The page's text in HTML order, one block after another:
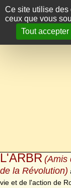
Panneau de gestion
Ce site utilise des
ceux que vous
Tout accepter
L'ARBR (Amis
de la Révolution)
vie et de l'action de